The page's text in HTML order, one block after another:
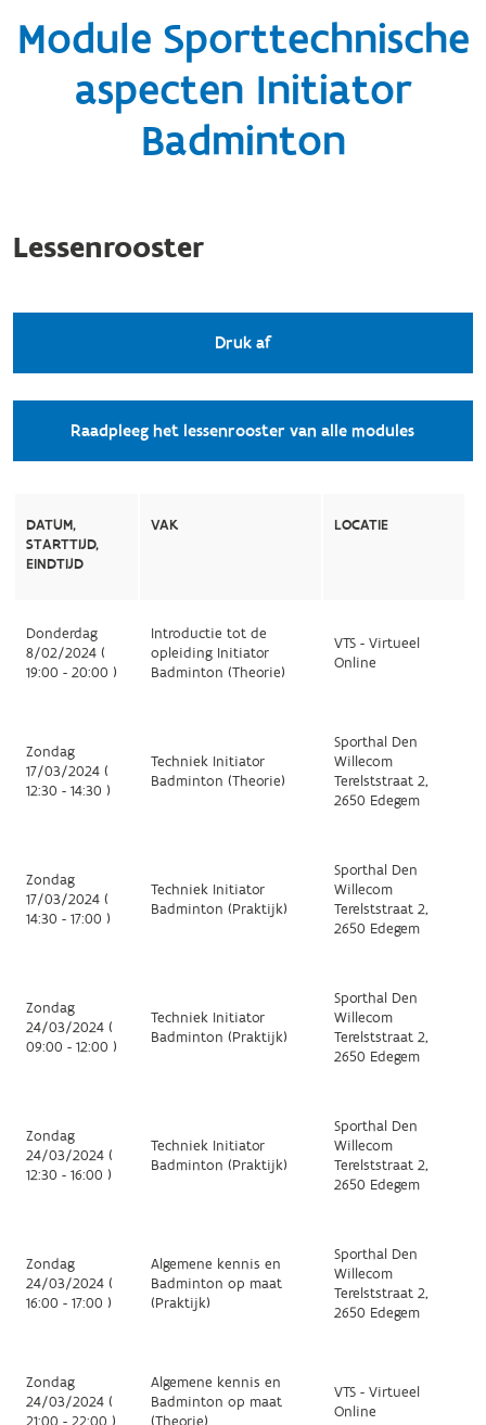
Module Sporttechnische
aspecten Initiator
Badminton
Lessenrooster
Druk af
Raadpleeg het lessenrooster van alle modules
DATUM,
STARTTIJD,
EINDTIJD
VAK LOCATIE
Donderdag
8/02/2024 (
19:00 - 20:00 )
Introductie tot de
opleiding Initiator
Badminton (Theorie)
VTS - Virtueel
Online
Zondag
17/03/2024 (
12:30 - 14:30 )
Techniek Initiator
Badminton (Theorie)
Sporthal Den
Willecom
Terelststraat 2,
2650 Edegem
Zondag
17/03/2024 (
14:30 - 17:00 )
Techniek Initiator
Badminton (Praktijk)
Sporthal Den
Willecom
Terelststraat 2,
2650 Edegem
Zondag
24/03/2024 (
09:00 - 12:00 )
Techniek Initiator
Badminton (Praktijk)
Sporthal Den
Willecom
Terelststraat 2,
2650 Edegem
Zondag
24/03/2024 (
12:30 - 16:00 )
Techniek Initiator
Badminton (Praktijk)
Sporthal Den
Willecom
Terelststraat 2,
2650 Edegem
Zondag
24/03/2024 (
16:00 - 17:00 )
Algemene kennis en
Badminton op maat
(Praktijk)
Sporthal Den
Willecom
Terelststraat 2,
2650 Edegem
Zondag
24/03/2024 (
Algemene kennis en
Badminton op maat
VTS - Virtueel
Online